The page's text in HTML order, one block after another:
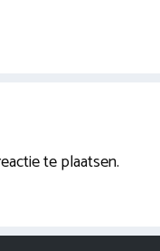
te plaatsen.